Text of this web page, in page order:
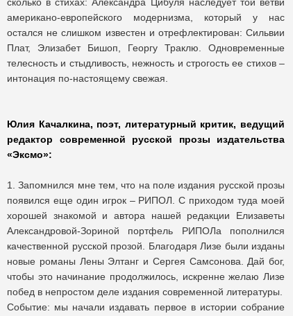
американо-европейского модернизма, который у нас
остался не слишком известен и отрефлектирован: Сильвии
Плат, Элизабет Бишоп, Георгу Траклю. Одновременные
телесность и стыдливость, нежность и строгость ее стихов –
интонация по-настоящему свежая.
Юлия Качалкина, поэт, литературный критик, ведущий
редактор современной русской прозы издательства
«Эксмо»:
1. Запомнился мне тем, что на поле издания русской прозы
появился еще один игрок – РИПОЛ. С приходом туда моей
хорошей знакомой и автора нашей редакции Елизаветы
Александровой-Зориной портфель РИПОЛа пополнился
качественной русской прозой. Благодаря Лизе были изданы
новые романы Лены Элтанг и Сергея Самсонова. Дай бог,
чтобы это начинание продолжилось, искренне желаю Лизе
побед в непростом деле издания современной литературы.
Событие: мы начали издавать первое в истории собрание